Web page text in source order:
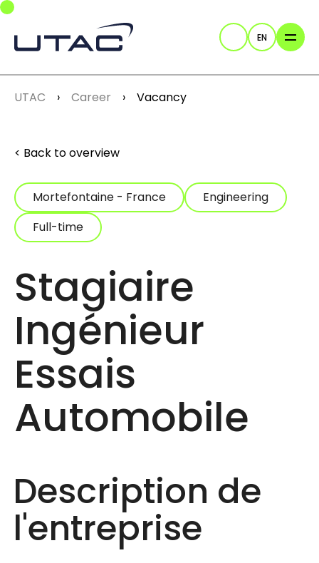
Skip to main navigation
Skip to main content
Skip to page footer
Search
EN
You are here:
UTAC Career Vacancy
Back to overview
Mortefontaine - France
Engineering
Full-time
Stagiaire
Ingénieur
Essais
Automobile
Description de
l'entreprise